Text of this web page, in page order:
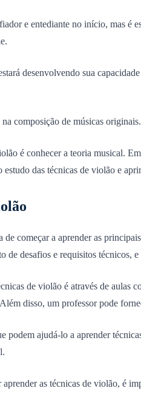
e entediante no início, mas é
desenvolvendo sua
composição de músicas
é conhecer a teoria musical.
das técnicas de violão e
de começar a aprender as
de desafios e requisitos técnicos,
de violão é através de
disso, um professor pode
podem ajudá-lo a aprender
as técnicas de violão, é